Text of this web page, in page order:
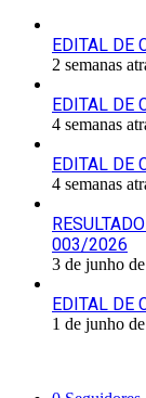
EDITAL DE
2 semanas
EDITAL DE
4 semanas
EDITAL DE
4 semanas
003/2026
3 de junho
EDITAL DE
1 de junho